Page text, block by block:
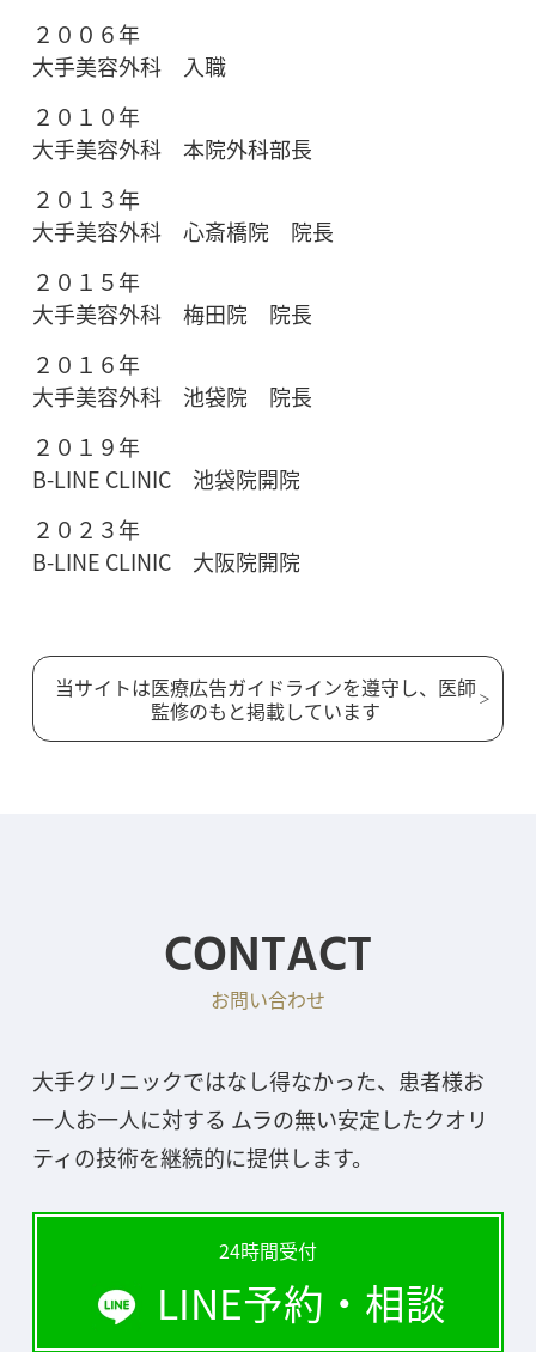
２００６年
大手美容外科 入職
２０１０年
大手美容外科 本院外科部長
２０１３年
大手美容外科 心斎橋院 院長
２０１５年
大手美容外科 梅田院 院長
２０１６年
大手美容外科 池袋院 院長
２０１９年
B-LINE CLINIC 池袋院開院
２０２３年
B-LINE CLINIC 大阪院開院
当サイトは医療広告ガイドラインを遵守し、医師
監修のもと掲載しています
CONTACT
お問い合わせ
大手クリニックではなし得なかった、患者様お
一人お一人に対する ムラの無い安定したクオリ
ティの技術を継続的に提供します。
24時間受付
LINE予約・相談